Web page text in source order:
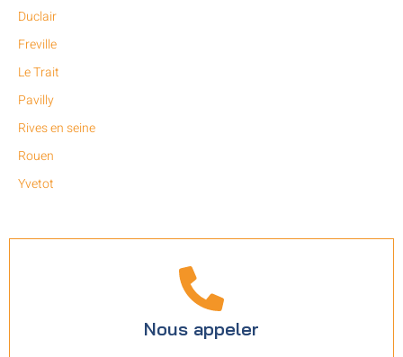
Duclair
Freville
Le Trait
Pavilly
Rives en seine
Rouen
Yvetot
Nous appeler